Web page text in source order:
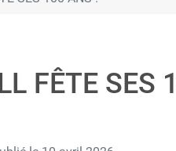
FÊTE SES